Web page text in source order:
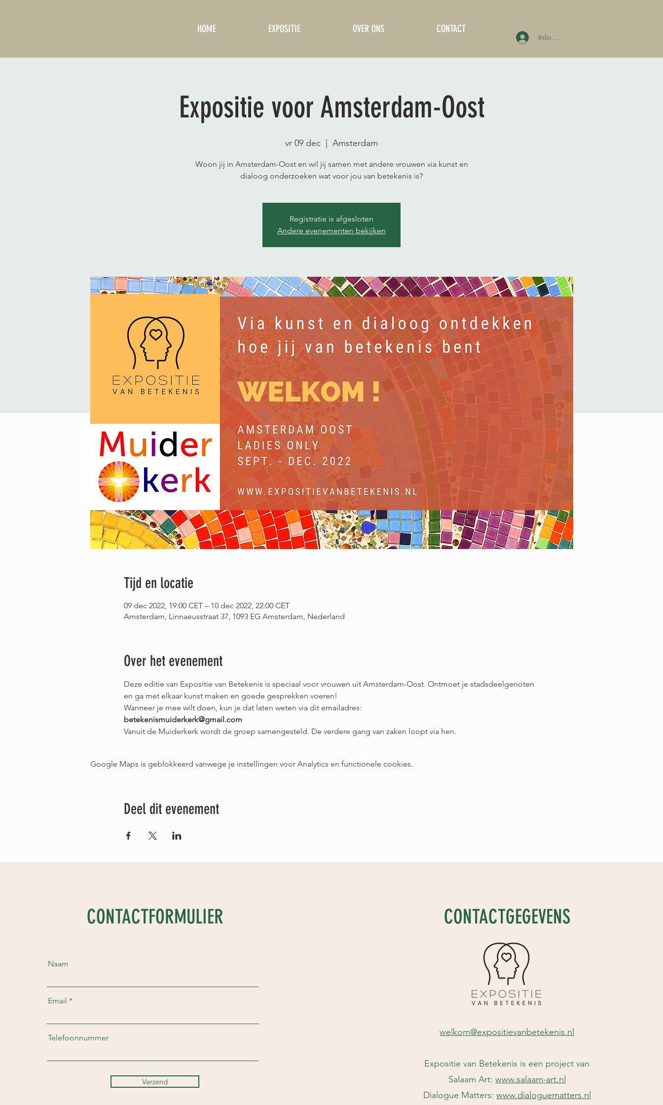
HOME EXPOSITIE OVER ONS CONTACT
Inloggen
Expositie voor Amsterdam-Oost
vr 09 dec Amsterdam
Woon jij in Amsterdam-Oost en wil jij samen met andere vrouwen via kunst en
dialoog onderzoeken wat voor jou van betekenis is?
Registratie is afgesloten
Andere evenementen bekijken
Tijd en locatie
09 dec 2022, 19:00 CET – 10 dec 2022, 22:00 CET
Amsterdam, Linnaeusstraat 37, 1093 EG Amsterdam, Nederland
Over het evenement
Deze editie van Expositie van Betekenis is speciaal voor vrouwen uit Amsterdam-Oost. Ontmoet je stadsdeelgenoten
en ga met elkaar kunst maken en goede gesprekken voeren!
Wanneer je mee wilt doen, kun je dat laten weten via dit emailadres:
betekenismuiderkerk@gmail.com
Vanuit de Muiderkerk wordt de groep samengesteld. De verdere gang van zaken loopt via hen.
Google Maps is geblokkeerd vanwege je instellingen voor Analytics en functionele cookies.
Deel dit evenement
CONTACTFORMULIER
Naam
Email
Telefoonnummer
Verzend
CONTACTGEGEVENS
welkom@expositievanbetekenis.nl
Expositie van Betekenis is een project van
Salaam Art: www.salaam-art.nl
Dialogue Matters: www.dialoguematters.nl